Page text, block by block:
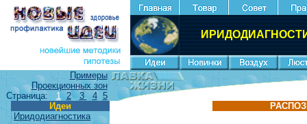
Примеры
Проекционных зон
Страница: 1 2 3 4 5
Идеи
Иридодиагностика